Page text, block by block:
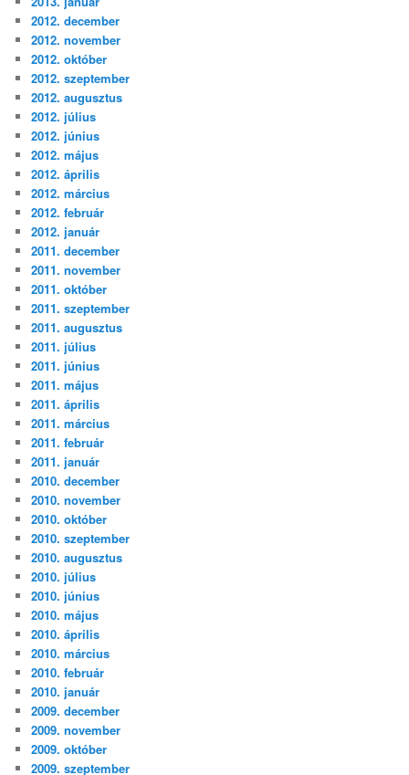
2012. december
2012. november
2012. október
2012. szeptember
2012. augusztus
2012. július
2012. június
2012. május
2012. április
2012. március
2012. február
2012. január
2011. december
2011. november
2011. október
2011. szeptember
2011. augusztus
2011. július
2011. június
2011. május
2011. április
2011. március
2011. február
2011. január
2010. december
2010. november
2010. október
2010. szeptember
2010. augusztus
2010. július
2010. június
2010. május
2010. április
2010. március
2010. február
2010. január
2009. december
2009. november
2009. október
2009. szeptember